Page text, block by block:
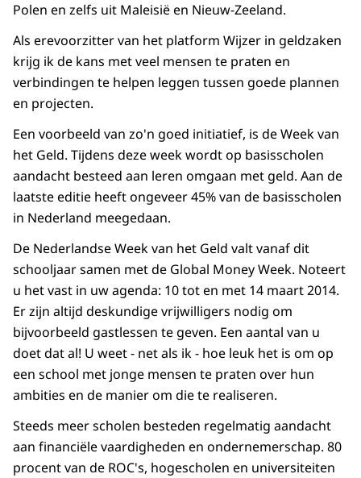
Polen en zelfs uit Maleisië en Nieuw-Zeeland.
Als erevoorzitter van het platform Wijzer in geldzaken
krijg ik de kans met veel mensen te praten en
verbindingen te helpen leggen tussen goede plannen
en projecten.
Een voorbeeld van zo'n goed initiatief, is de Week van
het Geld. Tijdens deze week wordt op basisscholen
aandacht besteed aan leren omgaan met geld. Aan de
laatste editie heeft ongeveer 45% van de basisscholen
in Nederland meegedaan.
De Nederlandse Week van het Geld valt vanaf dit
schooljaar samen met de Global Money Week. Noteert
u het vast in uw agenda: 10 tot en met 14 maart 2014.
Er zijn altijd deskundige vrijwilligers nodig om
bijvoorbeeld gastlessen te geven. Een aantal van u
doet dat al! U weet - net als ik - hoe leuk het is om op
een school met jonge mensen te praten over hun
ambities en de manier om die te realiseren.
Steeds meer scholen besteden regelmatig aandacht
aan financiële vaardigheden en ondernemerschap. 80
procent van de ROC's, hogescholen en universiteiten